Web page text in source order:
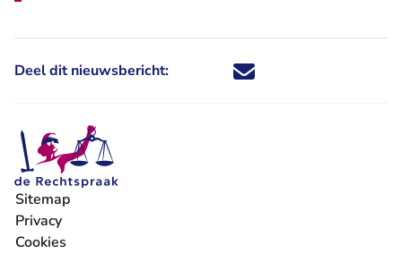
Deel dit nieuwsbericht: Deel dit nieuwsbericht via X -
Deel dit nieuwsbericht via
Deel dit nieuwsbericht
Deel dit
Sitemap
Privacy
Cookies